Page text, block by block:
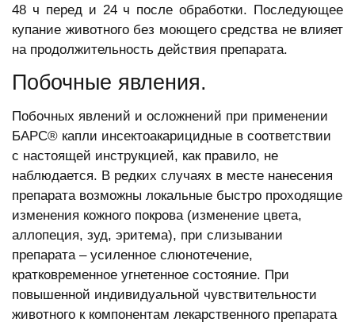
48 ч перед и 24 ч после обработки. Последующее
купание животного без моющего средства не влияет
на продолжительность действия препарата.
Побочные явления.
Побочных явлений и осложнений при применении
БАРС® капли инсектоакарицидные в соответствии
с настоящей инструкцией, как правило, не
наблюдается. В редких случаях в месте нанесения
препарата возможны локальные быстро проходящие
изменения кожного покрова (изменение цвета,
аллопеция, зуд, эритема), при слизывании
препарата – усиленное слюнотечение,
кратковременное угнетенное состояние. При
повышенной индивидуальной чувствительности
животного к компонентам лекарственного препарата